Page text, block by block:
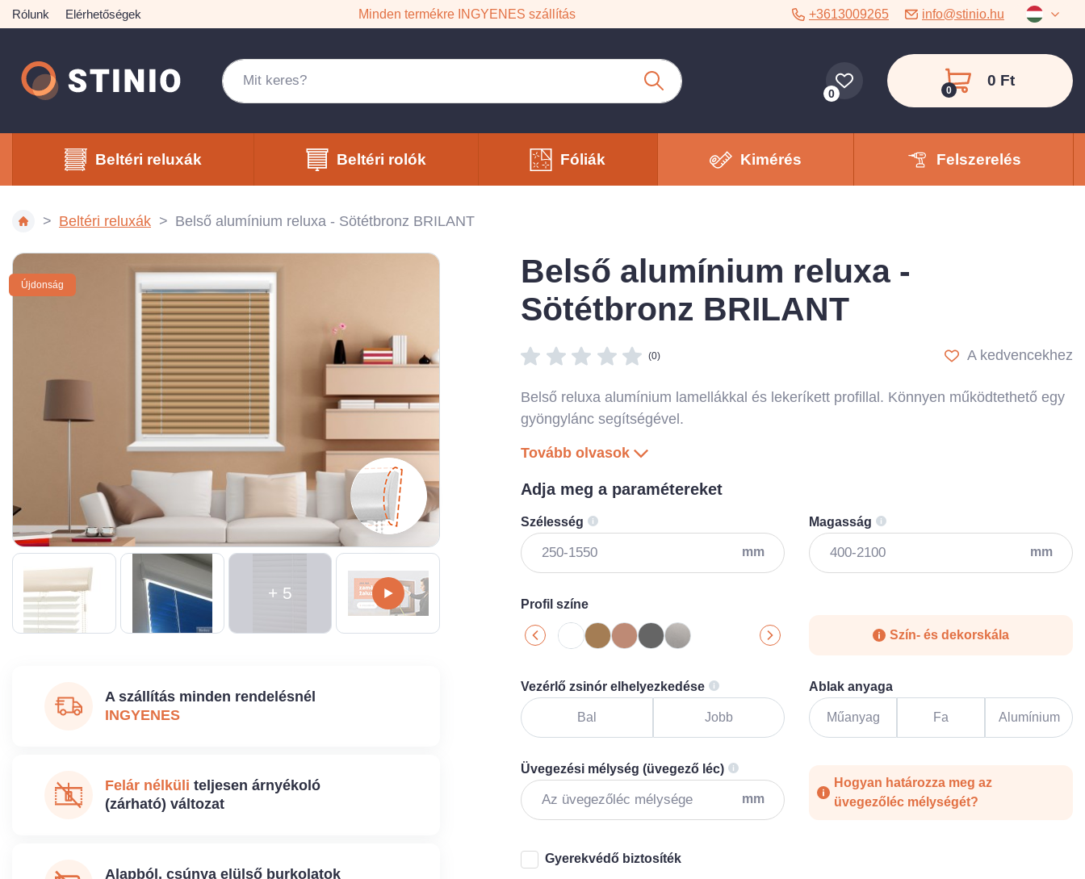
Rólunk Elérhetőségek Minden termékre INGYENES szállítás +3613009265 info@stinio.hu
0 0
0 Ft
Beltéri reluxák Beltéri rolók Fóliák Kimérés Felszerelés
Beltéri reluxák Belső alumínium reluxa - Sötétbronz BRILANT
Belső alumínium reluxa -
Sötétbronz BRILANT
(0) A kedvencekhez
Újdonság
+ 5
A szállítás minden rendelésnél
INGYENES
Felár nélküli teljesen árnyékoló
(zárható) változat
Alapból, csúnya elülső burkolatok
Belső reluxa alumínium lamellákkal és lekeríkett profillal. Könnyen működtethető egy
gyöngylánc segítségével.
Tovább olvasok
Adja meg a paramétereket
Szélesség
mm
Magasság
mm
Profil színe
Szín- és dekorskála
Vezérlő zsinór elhelyezkedése
Bal Jobb
Ablak anyaga
Műanyag Fa Alumínium
Üvegezési mélység (üvegező léc)
mm
Hogyan határozza meg az
üvegezőléc mélységét?
Gyerekvédő biztosíték